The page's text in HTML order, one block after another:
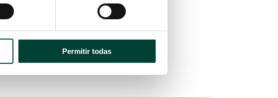
Permitir todas